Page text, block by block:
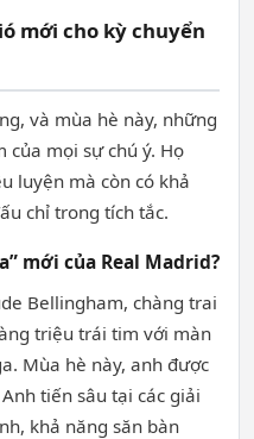
mới cho kỳ chuyển
và mùa hè này, những
mọi sự chú ý. Họ
luyện mà còn có khả
chỉ trong tích tắc.
mới của Real Madrid?
Bellingham, chàng trai
triệu trái tim với màn
Mùa hè này, anh được
tiến sâu tại các giải
khả năng săn bàn